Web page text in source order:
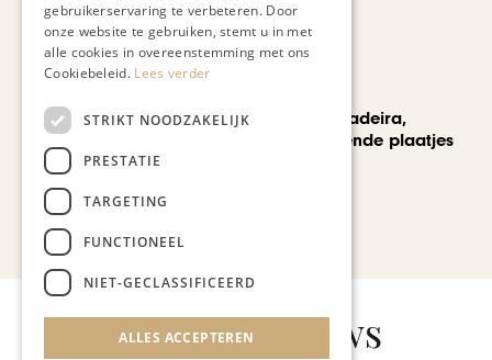
Een week op Madeira,
voorbij de bekende plaatjes
Bekijk alle artikelen
Gerelateerd nieuws
gebruikerservaring te verbeteren. Door
onze website te gebruiken, stemt u in met
alle cookies in overeenstemming met ons
Cookiebeleid. Lees verder
STRIKT NOODZAKELIJK
PRESTATIE
TARGETING
FUNCTIONEEL
NIET-GECLASSIFICEERD
ALLES ACCEPTEREN